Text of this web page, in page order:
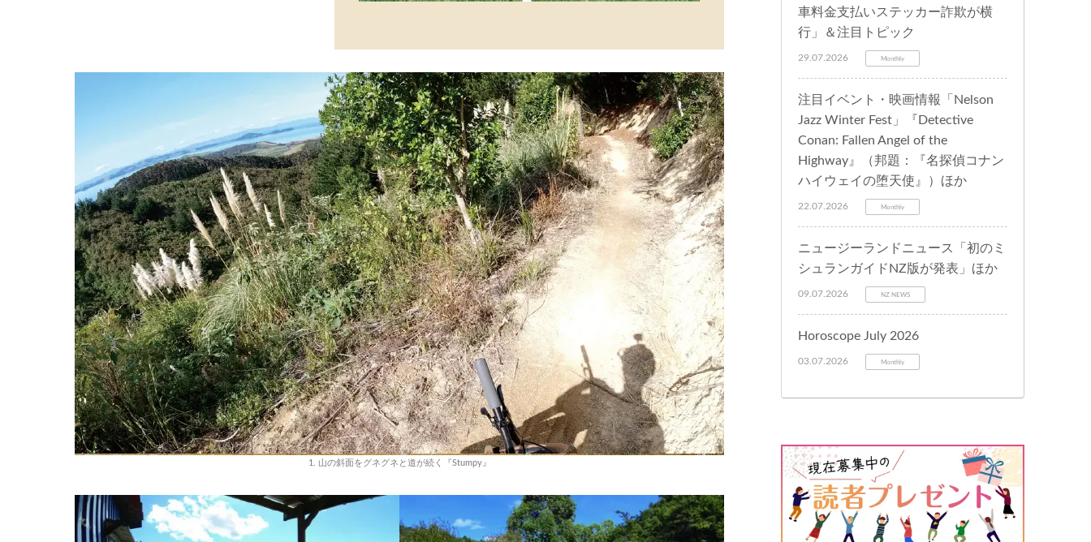
1. 山の斜面をグネグネと道が続く『Stumpy』
車料金支払いステッカー詐欺が横
行」＆注目トピック
29.07.2026 Monthly
注目イベント・映画情報「Nelson
Jazz Winter Fest」『Detective
Conan: Fallen Angel of the
Highway』（邦題：『名探偵コナン
ハイウェイの堕天使』）ほか
22.07.2026 Monthly
ニュージーランドニュース「初のミ
シュランガイドNZ版が発表」ほか
09.07.2026 NZ NEWS
Horoscope July 2026
03.07.2026 Monthly